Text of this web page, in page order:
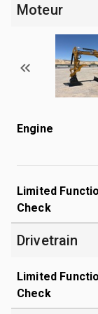
Moteur
Engine
Limited
Check
Drivetrain
Limited
Check